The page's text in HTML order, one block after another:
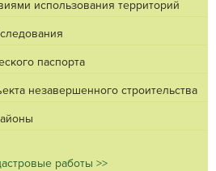
использования территорий
паспорта
незавершенного строительства
работы >>